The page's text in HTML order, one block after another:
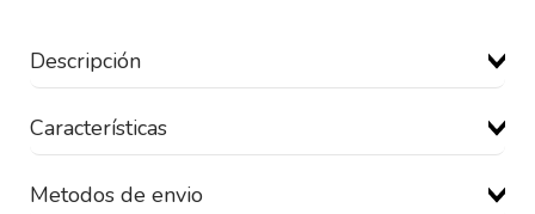
Descripción
Características
Metodos de envio